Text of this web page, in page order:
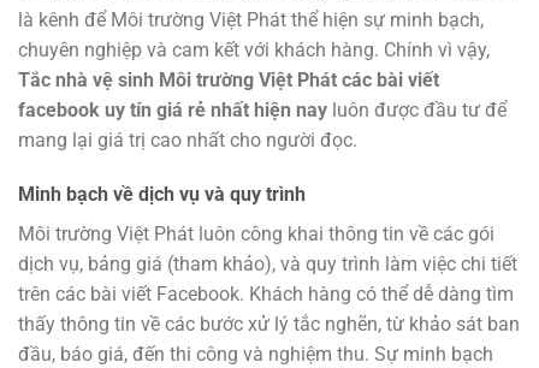
là kênh để Môi trường Việt Phát thể hiện sự minh bạch,
chuyên nghiệp và cam kết với khách hàng. Chính vì vậy,
Tắc nhà vệ sinh Môi trường Việt Phát các bài viết
facebook uy tín giá rẻ nhất hiện nay luôn được đầu tư để
mang lại giá trị cao nhất cho người đọc.
Minh bạch về dịch vụ và quy trình
Môi trường Việt Phát luôn công khai thông tin về các gói
dịch vụ, bảng giá (tham khảo), và quy trình làm việc chi tiết
trên các bài viết Facebook. Khách hàng có thể dễ dàng tìm
thấy thông tin về các bước xử lý tắc nghẽn, từ khảo sát ban
đầu, báo giá, đến thi công và nghiệm thu. Sự minh bạch